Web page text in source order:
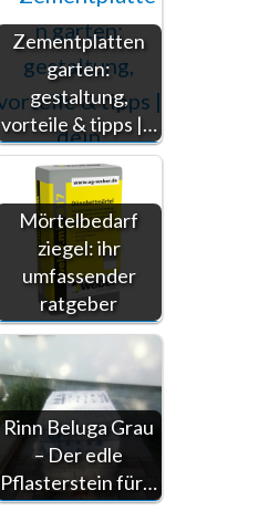
Zementplatten
garten:
gestaltung,
vorteile & tipps |…
Mörtelbedarf
ziegel: ihr
umfassender
ratgeber
Rinn Beluga Grau
– Der edle
Pflasterstein für…